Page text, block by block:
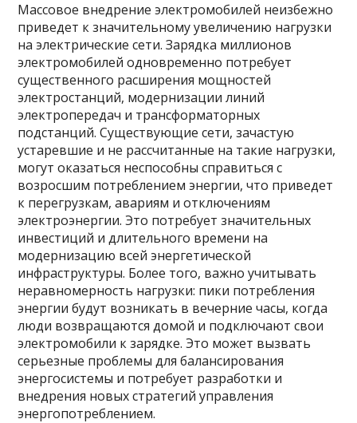
Массовое внедрение электромобилей неизбежно
приведет к значительному увеличению нагрузки
на электрические сети. Зарядка миллионов
электромобилей одновременно потребует
существенного расширения мощностей
электростанций, модернизации линий
электропередач и трансформаторных
подстанций. Существующие сети, зачастую
устаревшие и не рассчитанные на такие нагрузки,
могут оказаться неспособны справиться с
возросшим потреблением энергии, что приведет
к перегрузкам, авариям и отключениям
электроэнергии. Это потребует значительных
инвестиций и длительного времени на
модернизацию всей энергетической
инфраструктуры. Более того, важно учитывать
неравномерность нагрузки: пики потребления
энергии будут возникать в вечерние часы, когда
люди возвращаются домой и подключают свои
электромобили к зарядке. Это может вызвать
серьезные проблемы для балансирования
энергосистемы и потребует разработки и
внедрения новых стратегий управления
энергопотреблением.